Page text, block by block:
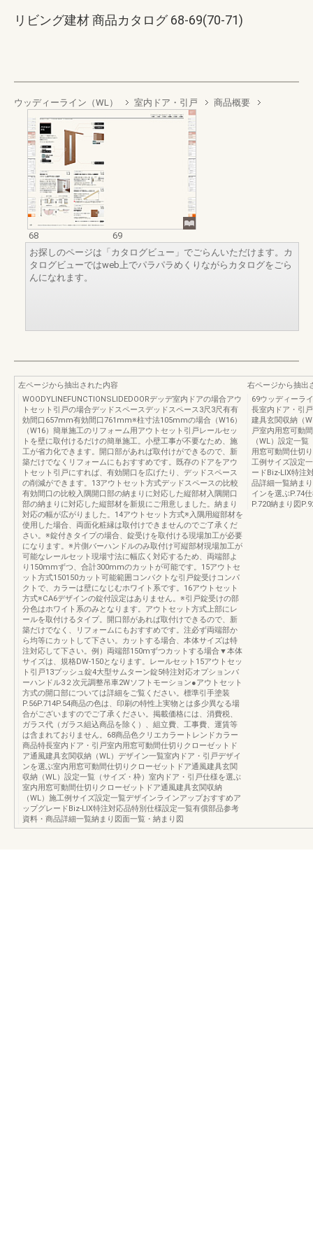
リビング建材 商品カタログ 68-69(70-71)
ウッディーライン（WL） 室内ドア・引戸 商品概要
68
69
お探しのページは「カタログビュー」でごらんいただけます。カ
タログビューではweb上でパラパラめくりながらカタログをごら
んになれます。
左ページから抽出された内容
WOODYLINEFUNCTIONSLIDEDOORデッデ室内ドアの場合アウ
トセット引戸の場合デッドスペースデッドスペース3尺3尺有有
効間口657mm有効間口761mm※柱寸法105mmの場合（W16）
（W16）簡単施工のリフォーム用アウトセット引戸レールセッ
トを壁に取付けるだけの簡単施工。小壁工事が不要なため、施
工が省力化できます。開口部があれば取付けができるので、新
築だけでなくリフォームにもおすすめです。既存のドアをアウ
トセット引戸にすれば、有効開口を広げたり、デッドスペース
の削減ができます。13アウトセット方式デッドスペースの比較
有効間口の比較入隅開口部の納まりに対応した縦部材入隅開口
部の納まりに対応した縦部材を新規にご用意しました。納まり
対応の幅が広がりました。14アウトセット方式※入隅用縦部材を
使用した場合、両面化粧縁は取付けできませんのでご了承くだ
さい。※錠付きタイプの場合、錠受けを取付ける現場加工が必要
になります。※片側バーハンドルのみ取付け可縦部材現場加工が
可能なレールセット現場寸法に幅広く対応するため、両端部よ
り150mmずつ、合計300mmのカットが可能です。15アウトセ
ット方式150150カット可能範囲コンパクトな引戸錠受けコンパ
クトで、カラーは壁になじむホワイト系です。16アウトセット
方式※CA6デザインの錠付設定はありません。※引戸錠受けの部
分色はホワイト系のみとなります。アウトセット方式上部にレ
ールを取付けるタイプ。開口部があれば取付けできるので、新
築だけでなく、リフォームにもおすすめです。注必ず両端部か
ら均等にカットして下さい。カットする場合、本体サイズは特
注対応して下さい。例）両端部150mずつカットする場合▼本体
サイズは、規格DW-150となります。レールセット15アウトセッ
ト引戸13プッシュ錠4大型サムターン錠5特注対応オプションバ
ーハンドル3２次元調整吊車2Wソフトモーション●アウトセット
方式の開口部については詳細をご覧ください。標準引手塗装
P.56P.714P.54商品の色は、印刷の特性上実物とは多少異なる場
合がございますのでご了承ください。掲載価格には、消費税、
ガラス代（ガラス組込商品を除く）、組立費、工事費、運賃等
は含まれておりません。68商品色クリエカラートレンドカラー
商品特長室内ドア・引戸室内用窓可動間仕切りクローゼットド
ア通風建具玄関収納（WL）デザイン一覧室内ドア・引戸デザイ
ンを選ぶ室内用窓可動間仕切りクローゼットドア通風建具玄関
収納（WL）設定一覧（サイズ・枠）室内ドア・引戸仕様を選ぶ
室内用窓可動間仕切りクローゼットドア通風建具玄関収納
（WL）施工例サイズ設定一覧デザインラインアップおすすめア
ップグレードBiz-LIX特注対応品特別仕様設定一覧有償部品参考
資料・商品詳細一覧納まり図面一覧・納まり図
右ページから抽出
69ウッディーラ
長室内ドア・引
建具玄関収納（
戸室内用窓可動
（WL）設定一
用窓可動間仕切
工例サイズ設定
ードBiz-LIX特注
品詳細一覧納ま
インを選ぶP.74
P.720納まり図